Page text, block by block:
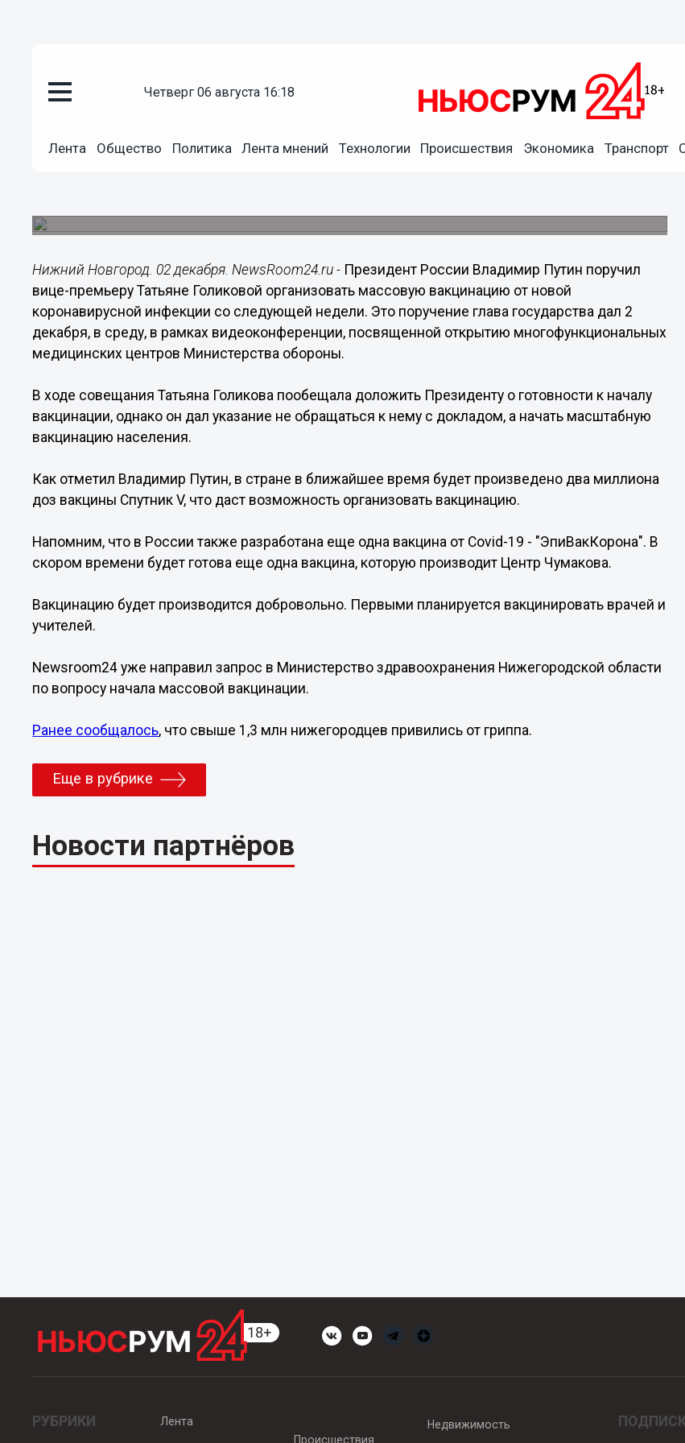
четверг 06 августа 16:18
Лента Общество Политика Лента мнений Технологии Происшествия Экономика Транспорт
Путин поручил начать вакцинацию от коронавируса на
Нижний Новгород. 02 декабря. NewsRoom24.ru - Президент России Владимир Путин поручил
вице-премьеру Татьяне Голиковой организовать массовую вакцинацию от новой
коронавирусной инфекции со следующей недели. Это поручение глава государства дал 2
декабря, в среду, в рамках видеоконференции, посвященной открытию многофункциональных
медицинских центров Министерства обороны.
В ходе совещания Татьяна Голикова пообещала доложить Президенту о готовности к началу
вакцинации, однако он дал указание не обращаться к нему с докладом, а начать масштабную
вакцинацию населения.
Как отметил Владимир Путин, в стране в ближайшее время будет произведено два миллиона
доз вакцины Спутник V, что даст возможность организовать вакцинацию.
Напомним, что в России также разработана еще одна вакцина от Covid-19 - "ЭпиВакКорона". В
скором времени будет готова еще одна вакцина, которую производит Центр Чумакова.
Вакцинацию будет производится добровольно. Первыми планируется вакцинировать врачей и
учителей.
Newsroom24 уже направил запрос в Министерство здравоохранения Нижегородской области
по вопросу начала массовой вакцинации.
Ранее сообщалось, что свыше 1,3 млн нижегородцев привились от гриппа.
Еще в рубрике
Новости партнёров
РУБРИКИ
Лента
Происшествия
Недвижимость